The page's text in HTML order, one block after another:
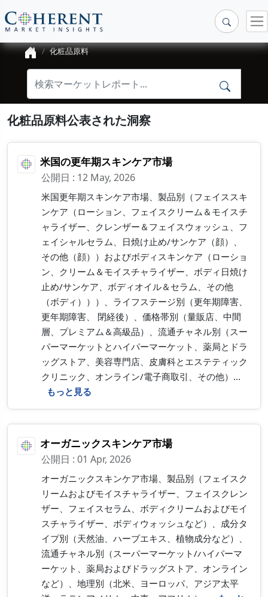
化粧品原料
化粧品原料公表された洞察
米国の更年期スキンケア市場
公開日 : 12 May, 2026
米国更年期スキンケア市場、製品別（フェイススキ
ンケア（ローション、フェイスクリーム＆モイスチ
ャライザー、クレンザー＆フェイスウォッシュ、フ
ェイシャルセラム、日焼け止め/サンケア（顔）、
その他（顔））およびボディスキンケア（ローショ
ン、クリーム＆モイスチャライザー、ボディ日焼け
止め/サンケア、ボディオイル＆セラム、その他
（ボディ）））、ライフステージ別（更年期障害、
更年期障害、 閉経後）、価格帯別（量販店、中間
層、プレミアム＆高級品）、流通チャネル別（スー
パーマーケットとハイパーマーケット、薬局とドラ
ッグストア、美容専門店、皮膚科とエステティック
クリニック、オンライン/電子商取引、その他）...
もっと見る
オーガニックスキンケア市場
公開日 : 01 Apr, 2026
オーガニックスキンケア市場、製品別（フェイスク
リームおよびモイスチャライザー、フェイスクレン
ザー、フェイスセラム、ボディクリームおよびモイ
スチャライザー、ボディウォッシュなど）、成分タ
イプ別（天然油、ハーブエキス、植物成分など）、
流通チャネル別（スーパーマーケット/ハイパーマ
ーケット、薬局およびドラッグストア、オンライン
など）、地理別（北米、ヨーロッパ、アジア太平